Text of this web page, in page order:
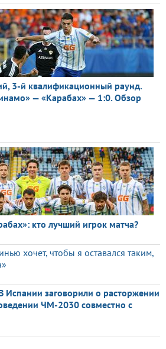
3-й квалификационный раунд.
— «Карабах» — 1:0. Обзор
кто лучший игрок матча?
хочет, чтобы я оставался таким,
Испании заговорили о расторжении
ЧМ-2030 совместно с